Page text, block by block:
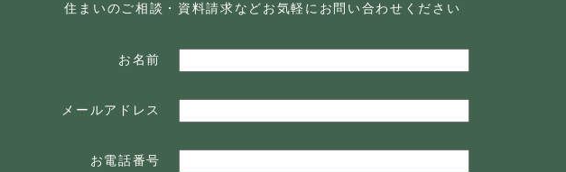
住まいのご相談・資料請求などお気軽に お問い合わせください
お名前
メールアドレス
お電話番号